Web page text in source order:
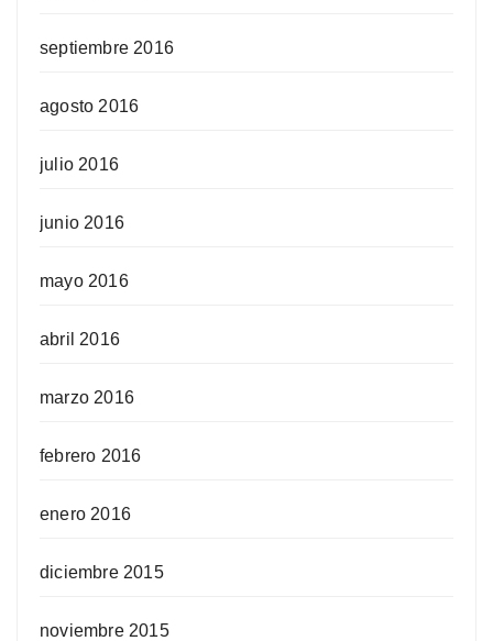
septiembre 2016
agosto 2016
julio 2016
junio 2016
mayo 2016
abril 2016
marzo 2016
febrero 2016
enero 2016
diciembre 2015
noviembre 2015